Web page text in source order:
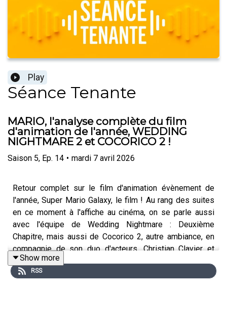
Play
Séance Tenante
MARIO, l'analyse complète du film
d'animation de l'année, WEDDING
NIGHTMARE 2 et COCORICO 2 !
Saison 5, Ep. 14 • mardi 7 avril 2026
Retour complet sur le film d'animation évènement de
l'année, Super Mario Galaxy, le film ! Au rang des suites
en ce moment à l'affiche au cinéma, on se parle aussi
avec l'équipe de Wedding Nightmare : Deuxième
Chapitre, mais aussi de Cocorico 2, autre ambiance, en
compagnie de son duo d'acteurs, Christian Clavier et
Didier Bourdon, nos deux invités !
Show more
RSS